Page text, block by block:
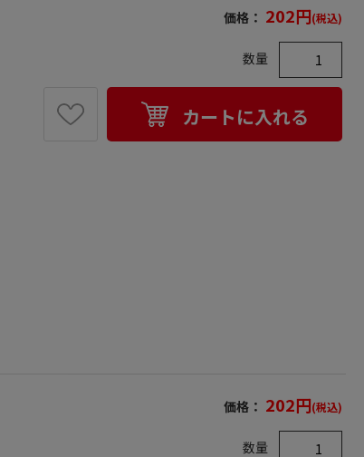
価格： 202円(税込)
数量
カートに入れる
価格： 202円(税込)
数量